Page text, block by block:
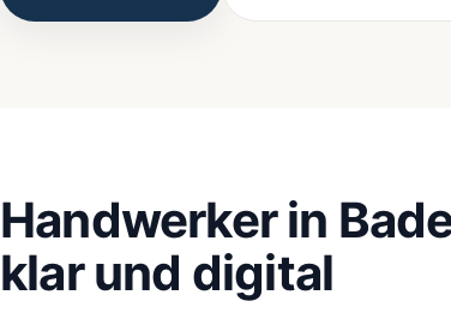
Handwerker in
klar und digital